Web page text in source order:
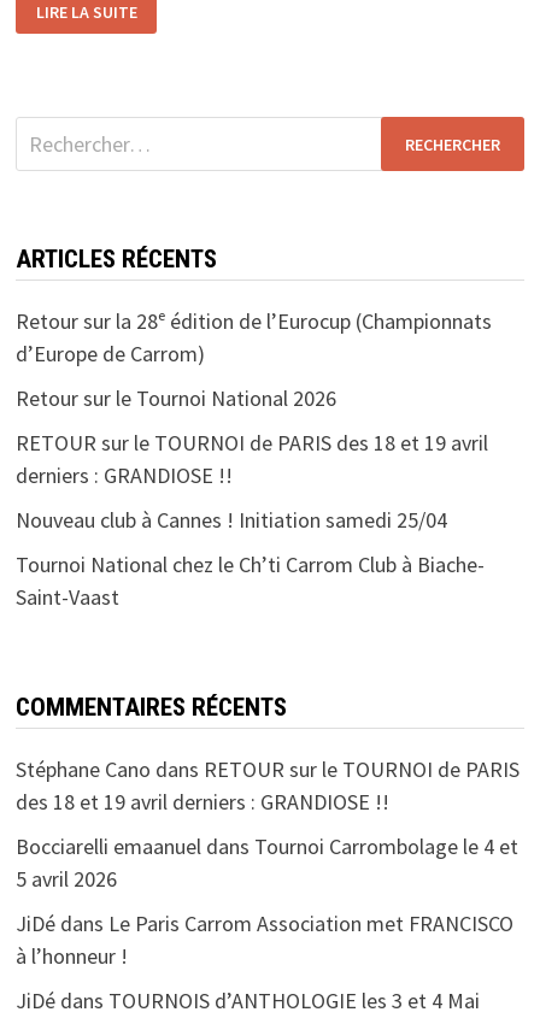
SUR
LE
LIRE LA SUITE
Rechercher :
ARTICLES RÉCENTS
Retour sur la 28ᵉ édition de l’Eurocup (Championnats
d’Europe de Carrom)
Retour sur le Tournoi National 2026
RETOUR sur le TOURNOI de PARIS des 18 et 19 avril
derniers : GRANDIOSE !!
Nouveau club à Cannes ! Initiation samedi 25/04
Tournoi National chez le Ch’ti Carrom Club à Biache-
Saint-Vaast
COMMENTAIRES RÉCENTS
Stéphane Cano dans RETOUR sur le TOURNOI de PARIS
des 18 et 19 avril derniers : GRANDIOSE !!
Bocciarelli emaanueldans Tournoi Carrombolage le 4 et
5 avril 2026
JiDédans Le Paris Carrom Association met FRANCISCO
à l’honneur !
JiDédans TOURNOIS d’ANTHOLOGIE les 3 et 4 Mai